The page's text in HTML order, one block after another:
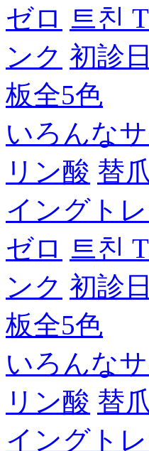
ゼロ 트친
ンク 初診
板全5色
いろんな
リン酸 替
イングト
ゼロ 트친
ンク 初診
板全5色
いろんな
リン酸 替
イングト